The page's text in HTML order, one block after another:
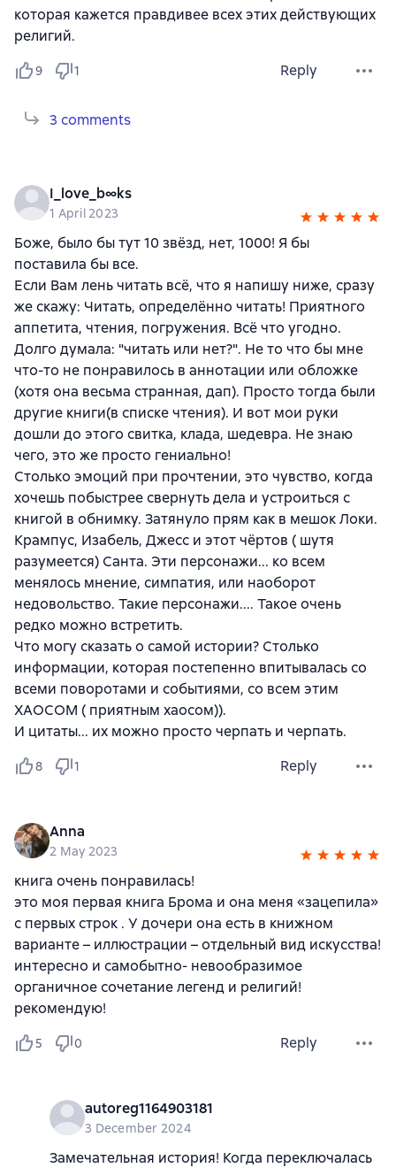
которая кажется правдивее всех этих действующих
религий.
9 1 Reply
3 comments
I_love_b∞ks
1 April 2023
Боже, было бы тут 10 звёзд, нет, 1000! Я бы
поставила бы все.
Если Вам лень читать всё, что я напишу ниже, сразу
же скажу: Читать, определённо читать! Приятного
аппетита, чтения, погружения. Всё что угодно.
Долго думала: "читать или нет?". Не то что бы мне
что-то не понравилось в аннотации или обложке
(хотя она весьма странная, дап). Просто тогда были
другие книги(в списке чтения). И вот мои руки
дошли до этого свитка, клада, шедевра. Не знаю
чего, это же просто гениально!
Столько эмоций при прочтении, это чувство, когда
хочешь побыстрее свернуть дела и устроиться с
книгой в обнимку. Затянуло прям как в мешок Локи.
Крампус, Изабель, Джесс и этот чёртов ( шутя
разумеется) Санта. Эти персонажи... ко всем
менялось мнение, симпатия, или наоборот
недовольство. Такие персонажи.... Такое очень
редко можно встретить.
Что могу сказать о самой истории? Столько
информации, которая постепенно впитывалась со
всеми поворотами и событиями, со всем этим
ХАОСОМ ( приятным хаосом)).
И цитаты... их можно просто черпать и черпать.
8 1 Reply
Anna
2 May 2023
книга очень понравилась!
это моя первая книга Брома и она меня «зацепила»
с первых строк . У дочери она есть в книжном
варианте – иллюстрации – отдельный вид искусства!
интересно и самобытно- невообразимое
органичное сочетание легенд и религий!
рекомендую!
5 0 Reply
autoreg1164903181
3 December 2024
Замечательная история! Когда переключалась